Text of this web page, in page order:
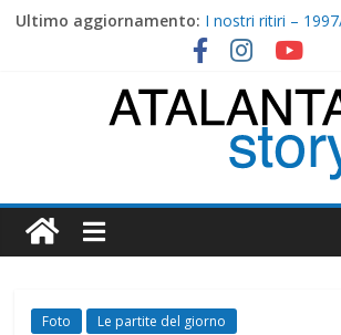
SkipUltimo aggiornamento: I nostri ritiri –
2000/2001: Torna
I nostri ritiri –
1999/2000 : Nippo
Massese-Atalanta
Atalanta
Story
Foto Le partite del giorno